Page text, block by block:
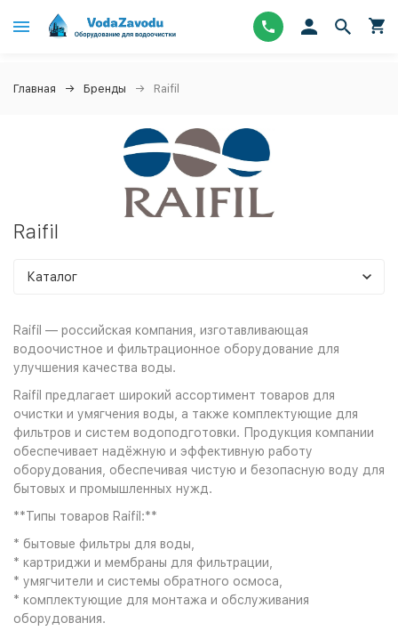
Главная Бренды Raifil
Raifil
Каталог
Raifil — российская компания, изготавливающая
водоочистное и фильтрационное оборудование для
улучшения качества воды.
Raifil предлагает широкий ассортимент товаров для
очистки и умягчения воды, а также комплектующие для
фильтров и систем водоподготовки. Продукция компании
обеспечивает надёжную и эффективную работу
оборудования, обеспечивая чистую и безопасную воду для
бытовых и промышленных нужд.
**Типы товаров Raifil:**
* бытовые фильтры для воды,
* картриджи и мембраны для фильтрации,
* умягчители и системы обратного осмоса,
* комплектующие для монтажа и обслуживания
оборудования.